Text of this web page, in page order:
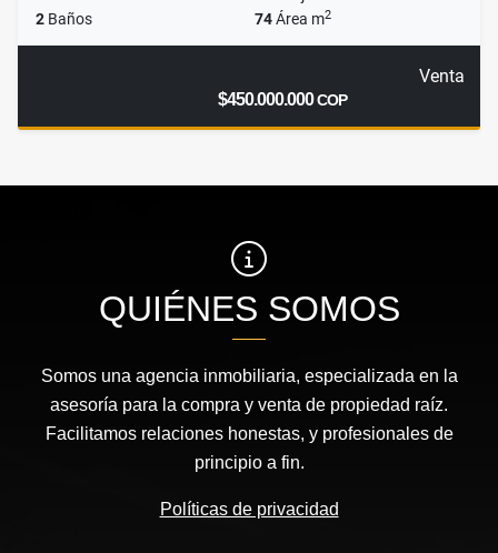
2 Baños 74Área m2
Venta
$450.000.000COP
QUIÉNES SOMOS
Somos una agencia inmobiliaria, especializada en la
asesoría para la compra y venta de propiedad raíz.
Facilitamos relaciones honestas, y profesionales de
principio a fin.
Políticas de privacidad